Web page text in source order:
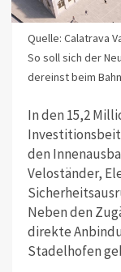
Quelle: Calatrava
So soll sich der
dereinst beim
In den 15,2
den
Veloständer,
Neben den
direkte
Stadelhofen